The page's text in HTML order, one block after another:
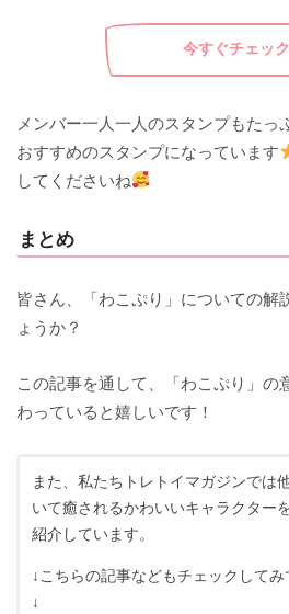
今すぐチェック
メンバー一人一人のスタンプもたっ
おすすめのスタンプになっています
してくださいね
まとめ
皆さん、「わこぷり」についての解
ょうか？
この記事を通して、「わこぷり」の
わっていると嬉しいです！
また、私たちトレトイマガジンでは
いて癒されるかわいいキャラクター
紹介しています。
↓こちらの記事などもチェックして
↓